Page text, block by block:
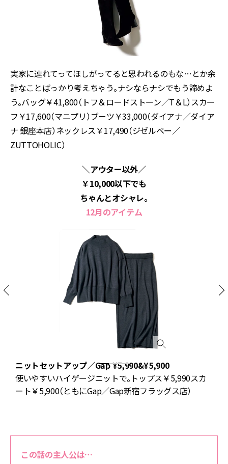
実家に連れてってほしがってると思われるのもな…とか余
計なことばっかり考えちゃう。ナシならナシでもう諦めよ
う。バッグ￥41,800（トフ＆ロードストーン／T＆L）スカー
フ￥17,600（マニプリ）ブーツ￥33,000（ダイアナ／ダイア
ナ 銀座本店）ネックレス￥17,490（ジゼルベー／
ZUTTOHOLIC）
＼アウター以外／
￥10,000以下でも
ちゃんとオシャレ。
12月のアイテム
ニットセットアップ／Gap ¥5,990&¥5,900
使いやすいハイゲージニットで。トップス￥5,990スカ
ート￥5,900（ともにGap／Gap新宿フラッグス店）
この話の主人公は…